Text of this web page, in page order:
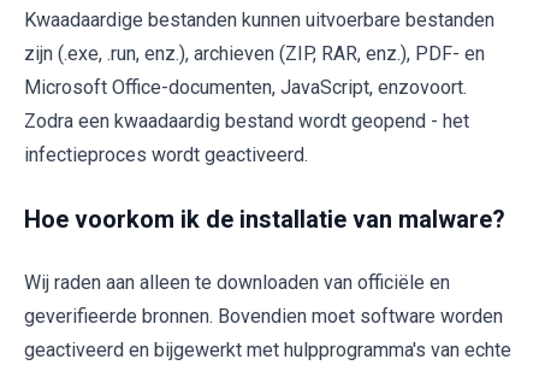
Kwaadaardige bestanden kunnen uitvoerbare bestanden
zijn (.exe, .run, enz.), archieven (ZIP, RAR, enz.), PDF- en
Microsoft Office-documenten, JavaScript, enzovoort.
Zodra een kwaadaardig bestand wordt geopend - het
infectieproces wordt geactiveerd.
Hoe voorkom ik de installatie van malware?
Wij raden aan alleen te downloaden van officiële en
geverifieerde bronnen. Bovendien moet software worden
geactiveerd en bijgewerkt met hulpprogramma's van echte